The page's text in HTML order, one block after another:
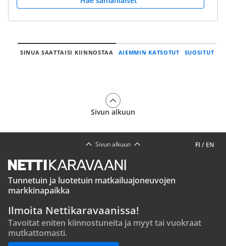
SINUA SAATTAISI KIINNOSTAA AIEMMIN KATSOTUT SUOSITUT
Sivun alkuun
FI / EN
Sivun alkuun
Tunnetuin ja luotetuin matkailuajoneuvojen
markkinapaikka
Ilmoita Nettikaravaanissa!
Tavoitat eniten kiinnostuneita ja myyt tai vuokraat
mutkattomasti.